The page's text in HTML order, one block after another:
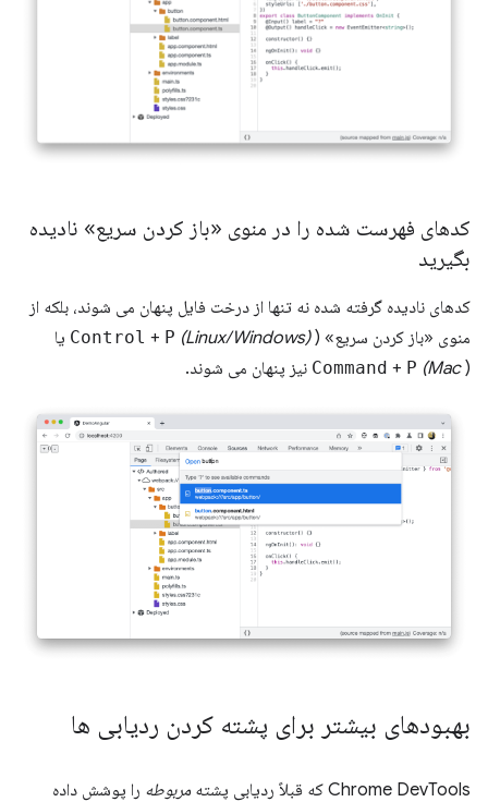
کدهای فهرست شده را در منوی «باز کردن سریع» نادیده
بگیرید
کدهای نادیده گرفته شده نه تنها از درخت فایل پنهان می شوند، بلکه از
منوی «باز کردن سریع» (
Control + P (Linux/Windows) یا
Command + P (Mac) نیز پنهان می شوند.
بهبودهای بیشتر برای پشته کردن ردیابی ها
Chrome DevTools که قبلاً ردیابی پشته مربوطه را پوشش داده